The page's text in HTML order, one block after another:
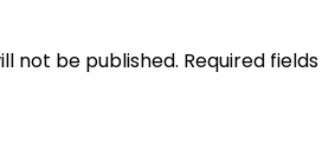
not be published. Required fields